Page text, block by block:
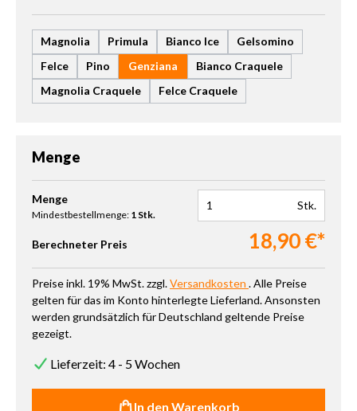
Magnolia Primula Bianco Ice
Gelsomino
Felce
Pino Genziana
Bianco Craquele
Magnolia Craquele
Felce Craquele
Menge
Produkt Anzahl: Gib den gewünschten Wert ein oder benutze
Menge
Mindestbestellmenge: 1 Stk.
Stk.
Berechneter Preis 18,90 €*
Preise inkl. 19% MwSt. zzgl.Versandkosten . Alle Preise
gelten für das im Konto hinterlegte Lieferland. Ansonsten
werden grundsätzlich für Deutschland geltende Preise
gezeigt.
Lieferzeit: 4 - 5 Wochen
In den Warenkorb